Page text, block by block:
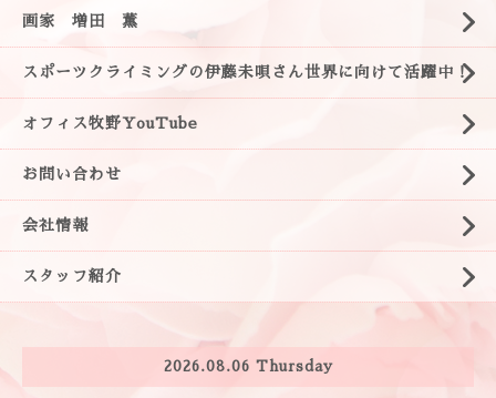
画家 増田 薫
スポーツクライミングの伊藤未唄さん世界に向けて活躍中！
オフィス牧野YouTube
お問い合わせ
会社情報
スタッフ紹介
2026.08.06 Thursday